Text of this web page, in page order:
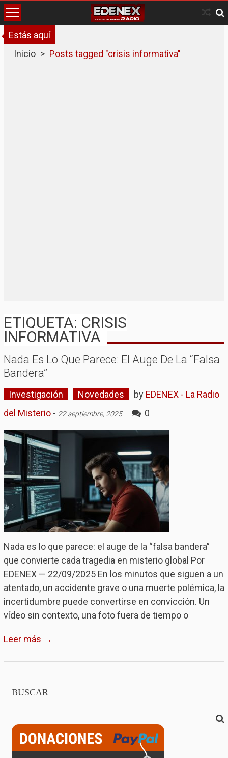
Skip
to
content
Estás aquí
Inicio > Posts tagged "crisis informativa"
ETIQUETA: CRISIS
INFORMATIVA
Nada Es Lo Que Parece: El Auge De La “falsa
Bandera”
Investigación Novedades by EDENEX - La Radio
del Misterio- 22 septiembre, 2025 0
Nada es lo que parece: el auge de la “falsa bandera”
que convierte cada tragedia en misterio global Por
EDENEX — 22/09/2025 En los minutos que siguen a un
atentado, un accidente grave o una muerte polémica, la
incertidumbre puede convertirse en convicción. Un
vídeo sin contexto, una foto fuera de tiempo o
Leer más →
BUSCAR